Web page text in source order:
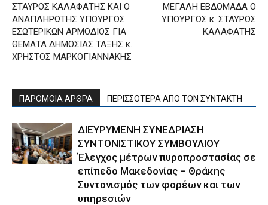
ΣΤΑΥΡΟΣ ΚΑΛΑΦΑΤΗΣ ΚΑΙ Ο
ΑΝΑΠΛΗΡΩΤΗΣ ΥΠΟΥΡΓΟΣ
ΕΣΩΤΕΡΙΚΩΝ ΑΡΜΟΔΙΟΣ ΓΙΑ
ΘΕΜΑΤΑ ΔΗΜΟΣΙΑΣ ΤΑΞΗΣ κ.
ΧΡΗΣΤΟΣ ΜΑΡΚΟΓΙΑΝΝΑΚΗΣ
ΜΕΓΑΛΗ ΕΒΔΟΜΑΔΑ Ο
ΥΠΟΥΡΓΟΣ κ. ΣΤΑΥΡΟΣ
ΚΑΛΑΦΑΤΗΣ
ΠΑΡΟΜΟΙΑ ΑΡΘΡΑ ΠΕΡΙΣΣΟΤΕΡΑ ΑΠΟ ΤΟΝ ΣΥΝΤΑΚΤΗ
ΔΙΕΥΡΥΜΕΝΗ ΣΥΝΕΔΡΙΑΣΗ
ΣΥΝΤΟΝΙΣΤΙΚΟΥ ΣΥΜΒΟΥΛΙΟΥ
Έλεγχος μέτρων πυροπροστασίας σε
επίπεδο Μακεδονίας – Θράκης
Συντονισμός των φορέων και των
υπηρεσιών